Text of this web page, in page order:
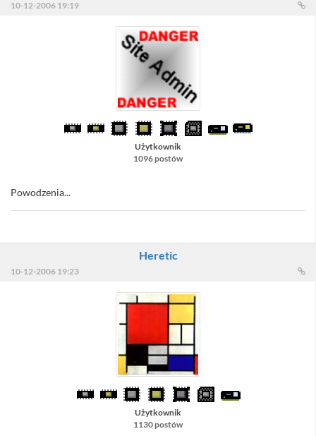
10-12-2006 19:19
Użytkownik
1096 postów
Powodzenia...
Heretic
10-12-2006 19:23
Użytkownik
1130 postów